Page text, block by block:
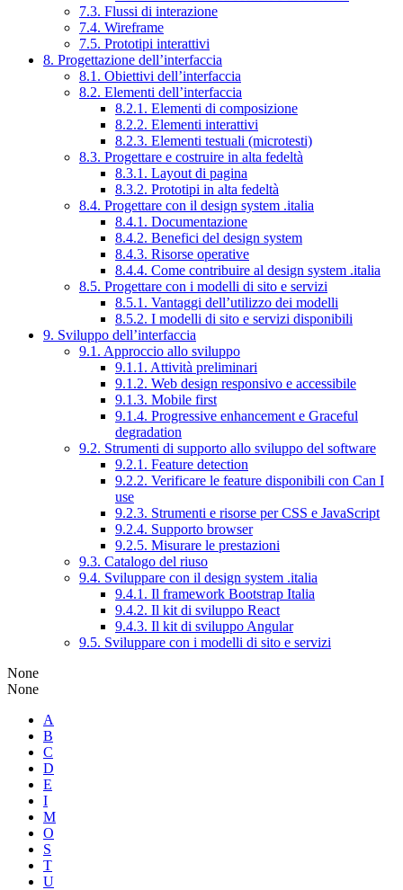
7.3. Flussi di interazione
7.4. Wireframe
7.5. Prototipi interattivi
8. Progettazione dell’interfaccia
8.1. Obiettivi dell’interfaccia
8.2. Elementi dell’interfaccia
8.2.1. Elementi di composizione
8.2.2. Elementi interattivi
8.2.3. Elementi testuali (microtesti)
8.3. Progettare e costruire in alta fedeltà
8.3.1. Layout di pagina
8.3.2. Prototipi in alta fedeltà
8.4. Progettare con il design system .italia
8.4.1. Documentazione
8.4.2. Benefici del design system
8.4.3. Risorse operative
8.4.4. Come contribuire al design system .italia
8.5. Progettare con i modelli di sito e servizi
8.5.1. Vantaggi dell’utilizzo dei modelli
8.5.2. I modelli di sito e servizi disponibili
9. Sviluppo dell’interfaccia
9.1. Approccio allo sviluppo
9.1.1. Attività preliminari
9.1.2. Web design responsivo e accessibile
9.1.3. Mobile first
9.1.4. Progressive enhancement e Graceful
degradation
9.2. Strumenti di supporto allo sviluppo del software
9.2.1. Feature detection
9.2.2. Verificare le feature disponibili con Can I
use
9.2.3. Strumenti e risorse per CSS e JavaScript
9.2.4. Supporto browser
9.2.5. Misurare le prestazioni
9.3. Catalogo del riuso
9.4. Sviluppare con il design system .italia
9.4.1. Il framework Bootstrap Italia
9.4.2. Il kit di sviluppo React
9.4.3. Il kit di sviluppo Angular
9.5. Sviluppare con i modelli di sito e servizi
None
None
A
B
C
D
E
I
M
O
S
T
U